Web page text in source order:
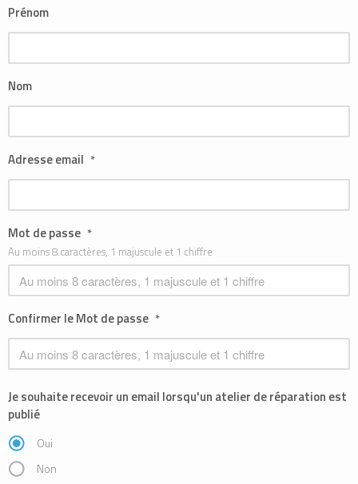
Prénom
Nom
Adresse email *
Mot de passe *
Au moins 8 caractères, 1 majuscule et 1 chiffre
Confirmer le Mot de passe *
Je souhaite recevoir un email lorsqu'un atelier de réparation est
publié
Oui
Non